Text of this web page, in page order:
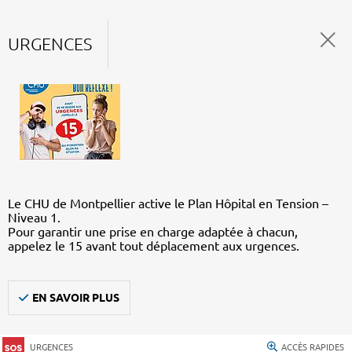
URGENCES
Le CHU de Montpellier active le Plan Hôpital en Tension –
Niveau 1.
Pour garantir une prise en charge adaptée à chacun,
appelez le 15 avant tout déplacement aux urgences.
EN SAVOIR PLUS
URGENCES ACCÈS RAPIDES